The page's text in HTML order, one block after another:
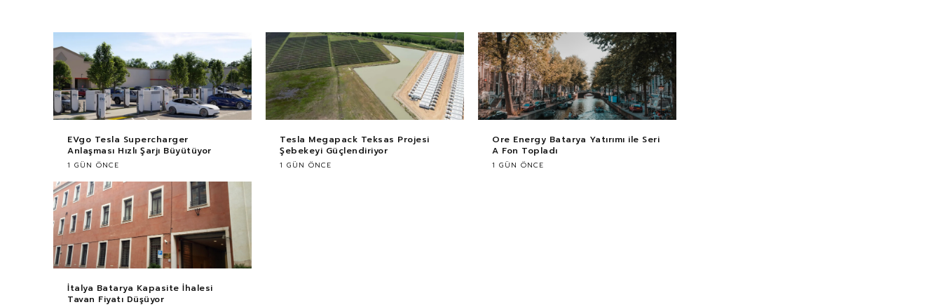
EVgo Tesla Supercharger
Anlaşması Hızlı Şarjı Büyütüyor
1 GÜN ÖNCE
Tesla Megapack Teksas Projesi
Şebekeyi Güçlendiriyor
1 GÜN ÖNCE
Ore Energy Batarya Yatırımı ile Seri
A Fon Topladı
1 GÜN ÖNCE
İtalya Batarya Kapasite İhalesi
Tavan Fiyatı Düşüyor